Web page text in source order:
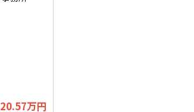
20.57万円